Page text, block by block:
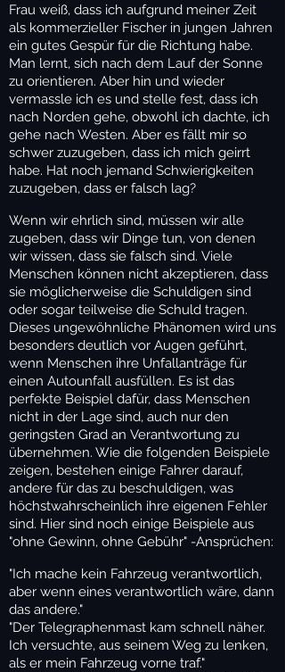
Frau weiß, dass ich aufgrund meiner Zeit
als kommerzieller Fischer in jungen Jahren
ein gutes Gespür für die Richtung habe.
Man lernt, sich nach dem Lauf der Sonne
zu orientieren. Aber hin und wieder
vermassle ich es und stelle fest, dass ich
nach Norden gehe, obwohl ich dachte, ich
gehe nach Westen. Aber es fällt mir so
schwer zuzugeben, dass ich mich geirrt
habe. Hat noch jemand Schwierigkeiten
zuzugeben, dass er falsch lag?
Wenn wir ehrlich sind, müssen wir alle
zugeben, dass wir Dinge tun, von denen
wir wissen, dass sie falsch sind. Viele
Menschen können nicht akzeptieren, dass
sie möglicherweise die Schuldigen sind
oder sogar teilweise die Schuld tragen.
Dieses ungewöhnliche Phänomen wird uns
besonders deutlich vor Augen geführt,
wenn Menschen ihre Unfallanträge für
einen Autounfall ausfüllen. Es ist das
perfekte Beispiel dafür, dass Menschen
nicht in der Lage sind, auch nur den
geringsten Grad an Verantwortung zu
übernehmen. Wie die folgenden Beispiele
zeigen, bestehen einige Fahrer darauf,
andere für das zu beschuldigen, was
höchstwahrscheinlich ihre eigenen Fehler
sind. Hier sind noch einige Beispiele aus
"ohne Gewinn, ohne Gebühr" -Ansprüchen:
"Ich mache kein Fahrzeug verantwortlich,
aber wenn eines verantwortlich wäre, dann
das andere."
"Der Telegraphenmast kam schnell näher.
Ich versuchte, aus seinem Weg zu lenken,
als er mein Fahrzeug vorne traf."